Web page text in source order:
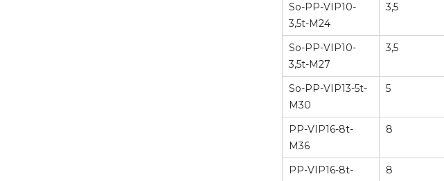
So-PP-VIP10-
3,5t-M24
3,5
So-PP-VIP10-
3,5t-M27
3,5
So-PP-VIP13-5t-
M30
5
PP-VIP16-8t-
M36
8
PP-VIP16-8t-
8